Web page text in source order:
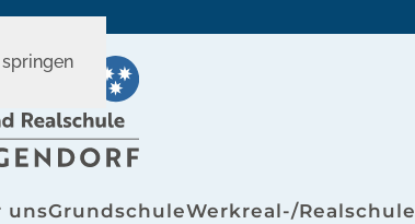
unsGrundschuleWerkreal-/Realschule